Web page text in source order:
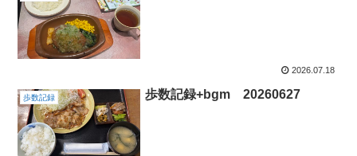
2026.07.18
歩数記録 歩数記録+bgm 20260627